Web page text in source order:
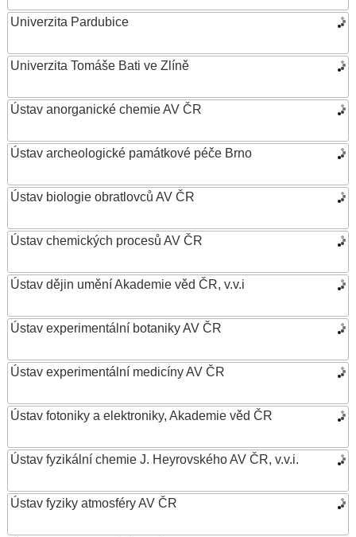
Univerzita Pardubice
Univerzita Tomáše Bati ve Zlíně
Ústav anorganické chemie AV ČR
Ústav archeologické památkové péče Brno
Ústav biologie obratlovců AV ČR
Ústav chemických procesů AV ČR
Ústav dějin umění Akademie věd ČR, v.v.i
Ústav experimentální botaniky AV ČR
Ústav experimentální medicíny AV ČR
Ústav fotoniky a elektroniky, Akademie věd ČR
Ústav fyzikální chemie J. Heyrovského AV ČR, v.v.i.
Ústav fyziky atmosféry AV ČR